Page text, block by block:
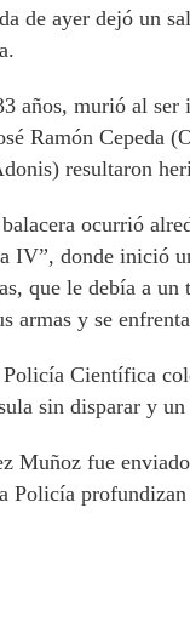
de ayer dejó un
años, murió al
Ramón Cepeda
resultaron
ocurrió
IV”, donde inició
que le debía a
armas y se
Científica
sin disparar y
Muñoz fue
Policía